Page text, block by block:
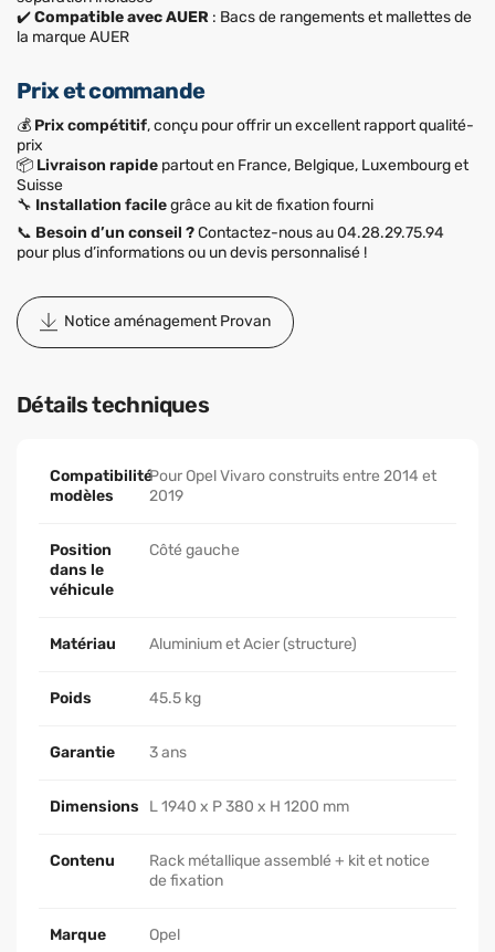
✔️Compatible avec AUER : Bacs de rangements et mallettes de
la marque AUER
Prix et commande
💰 Prix compétitif, conçu pour offrir un excellent rapport qualité-
prix
📦 Livraison rapide partout en France, Belgique, Luxembourg et
Suisse
🔧 Installation facilegrâce au kit de fixation fourni
📞 Besoin d’un conseil ?Contactez-nous au 04.28.29.75.94
pour plus d’informations ou un devis personnalisé !
Notice aménagement Provan
Détails techniques
Compatibilité
modèles
Pour Opel Vivaro construits entre 2014 et
2019
Position
dans le
véhicule
Côté gauche
Matériau Aluminium et Acier (structure)
Poids 45.5 kg
Garantie 3 ans
Dimensions L 1940 x P 380 x H 1200 mm
Contenu
Rack métallique assemblé + kit et notice
de fixation
Marque Opel